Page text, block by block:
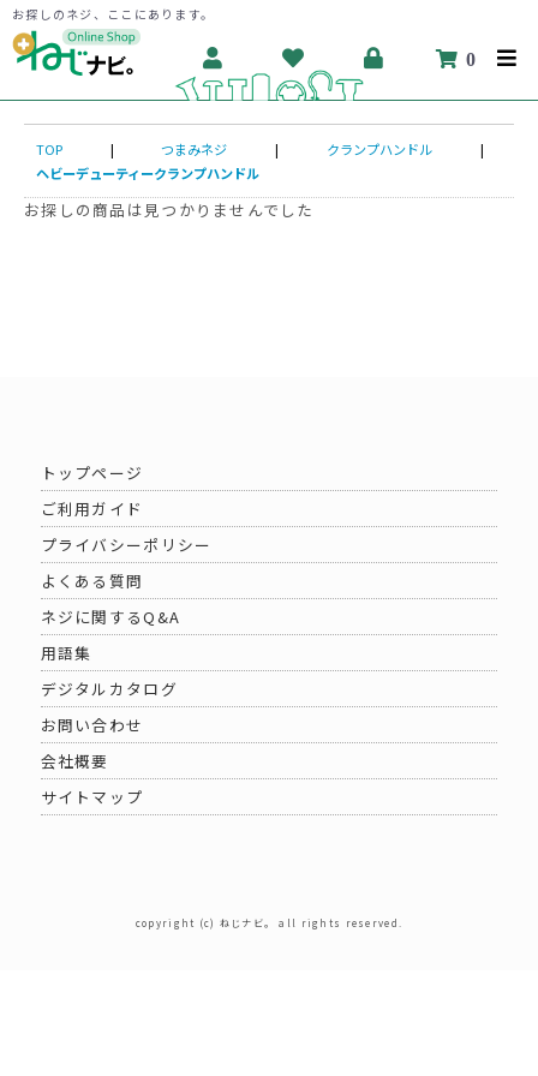
お探しのネジ、ここにあります。
0
TOP | つまみネジ | クランプハンドル
|
ヘビーデューティークランプハンドル
お探しの商品は見つかりませんでした
トップページ
ご利用ガイド
プライバシーポリシー
よくある質問
ネジに関するQ&A
用語集
デジタルカタログ
お問い合わせ
会社概要
サイトマップ
copyright (c) ねじナビ。 all rights reserved.